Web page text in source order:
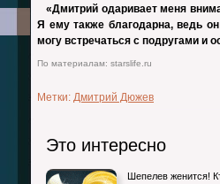
«Дмитрий одаривает меня
Я ему также благодарна, ведь
могу встречаться с подругами и
По материалам: starslife.ru
Метки: Дмитрий Дюжев
Это интересно
Шепелев женится!